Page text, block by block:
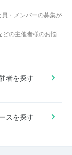
員・メンバーの募集が
どの主催者様のお悩
者を探す
スを探す